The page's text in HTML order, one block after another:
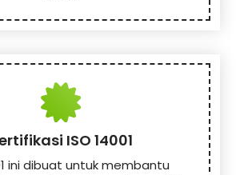
ISO 14001
ini dibuat untuk membantu